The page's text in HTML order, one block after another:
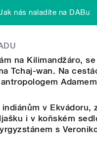
nás naladíte na DABu
na Kilimandžáro,
Tchaj-wan. Na
indiánům v Ekvádoru,
i v koňském
s